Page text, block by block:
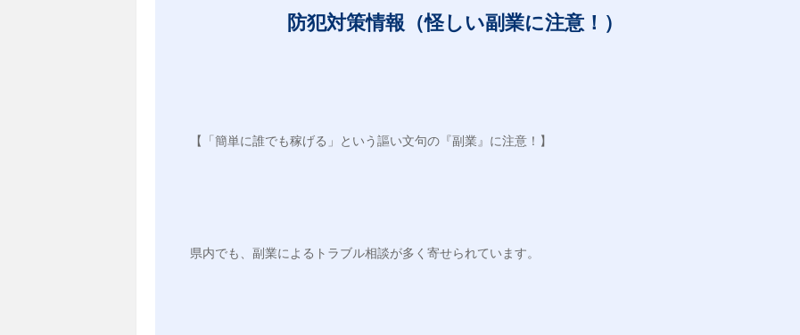
防犯対策情報（怪しい副業に注意！）
【「簡単に誰でも稼げる」という謳い文句の『副業』に注意！】
県内でも、副業によるトラブル相談が多く寄せられています。